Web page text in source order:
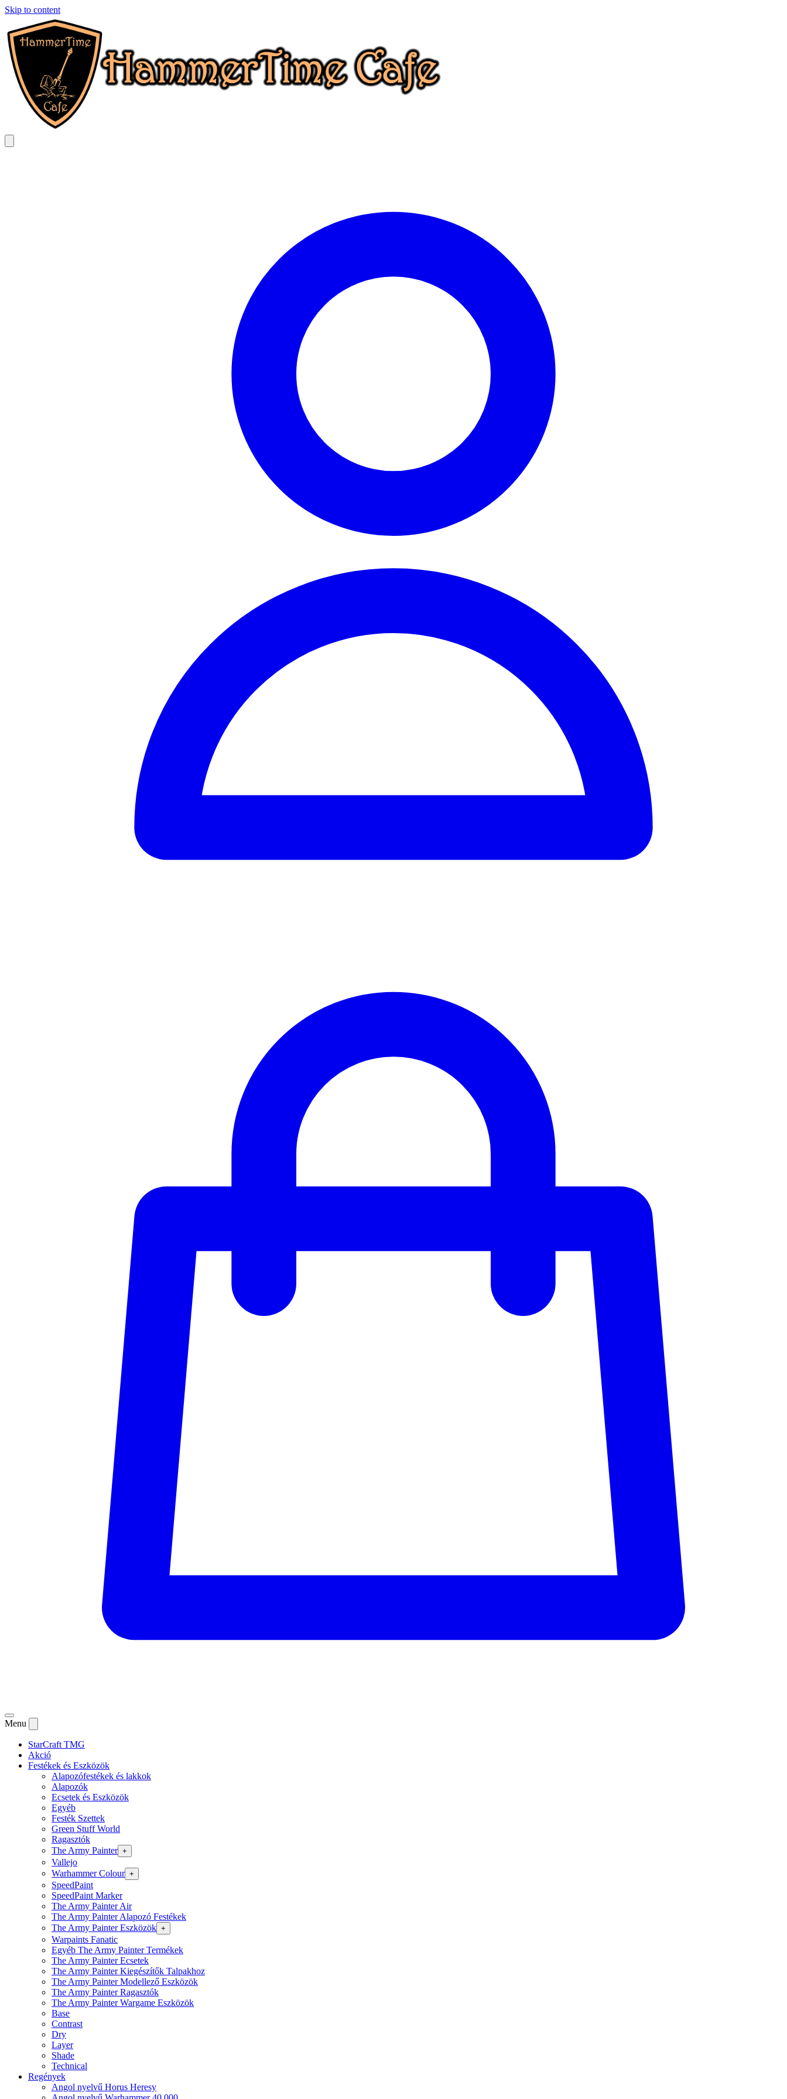
Skip to content
Menu
StarCraft TMG
Akció
Festékek és Eszközök
Alapozófestékek és lakkok
Alapozók
Ecsetek és Eszközök
Egyéb
Festék Szettek
Green Stuff World
Ragasztók
The Army Painter +
Vallejo
Warhammer Colour +
SpeedPaint
SpeedPaint Marker
The Army Painter Air
The Army Painter Alapozó Festékek
The Army Painter Eszközök +
Warpaints Fanatic
Egyéb The Army Painter Termékek
The Army Painter Ecsetek
The Army Painter Kiegészítők Talpakhoz
The Army Painter Modellező Eszközök
The Army Painter Ragasztók
The Army Painter Wargame Eszközök
Base
Contrast
Dry
Layer
Shade
Technical
Regények
Angol nyelvű Horus Heresy